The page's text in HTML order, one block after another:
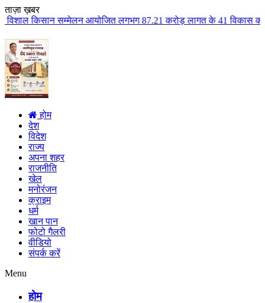
ताज़ा ख़बर
लगभग 87.21 करोड़ लागत के 41 विकास कार्यों का किया
होम
देश
विदेश
राज्य
अपना शहर
राजनीति
खेल
मनोरंजन
क्राइम
धर्म
खान पान
फोटो गैलरी
वीडियो
संपर्क करें
Menu
होम